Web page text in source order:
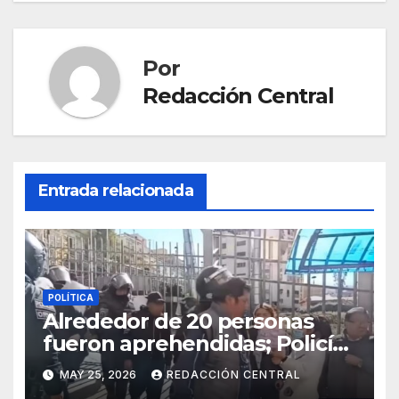
Por
Redacción Central
Entrada relacionada
POLÍTICA
Alrededor de 20 personas
fueron aprehendidas; Policía
gasifica e impide ingreso de
manifestantes a plaza Murillo
MAY 25, 2026 REDACCIÓN CENTRAL